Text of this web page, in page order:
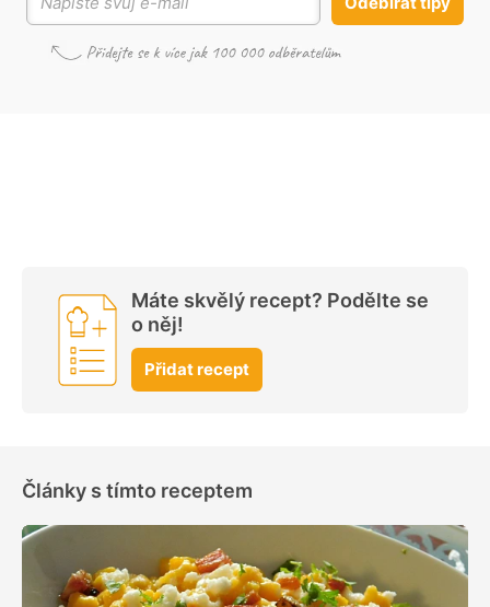
Máte skvělý recept? Podělte se
o něj!
Přidat recept
Články s tímto receptem